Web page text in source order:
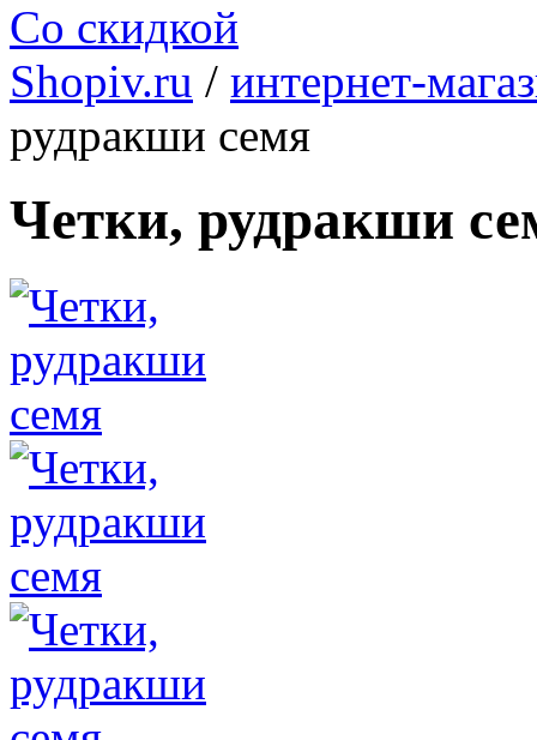
Со скидкой
Shopiv.ru / интернет-
рудракши семя
Четки, рудракши